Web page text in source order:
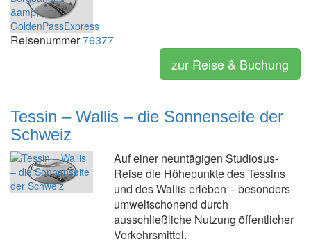
Reisenummer76377
zur Reise & Buchung
Tessin – Wallis – die Sonnenseite der
Schweiz
Auf einer neuntägigen Studiosus-
Reise die Höhepunkte des Tessins
und des Wallis erleben – besonders
umweltschonend durch
ausschließliche Nutzung öffentlicher
Verkehrsmittel.